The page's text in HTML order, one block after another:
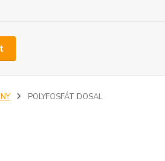
POLYFOSFÁT DOSAL